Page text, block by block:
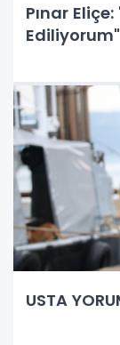
Pınar Eliçe: "Gördüm ki Hala Taklit
Ediliyorum"
USTA